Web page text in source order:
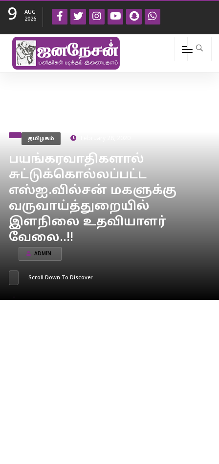
9
AUG
2026
தமிழகம்
பயங்கரவாதிகளால்
சுட்டுக்கொல்லப்பட்ட
எஸ்ஐ.வில்சன் மகளுக்கு
வருவாய்த்துறையில்
இளநிலை உதவியாளர்
வேலை..!!
ADMIN
Scroll Down To Discover